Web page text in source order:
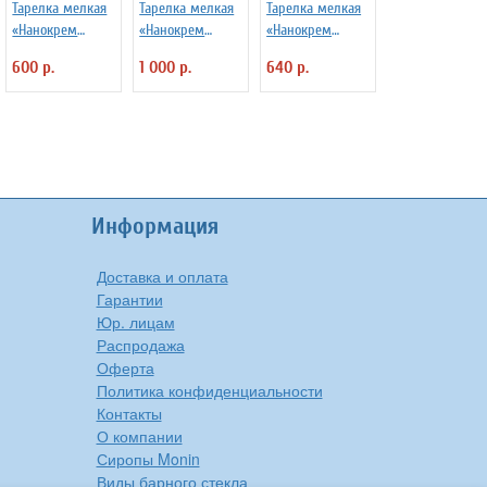
Тарелка мелкая
«Нанокрем
Kutahya 3014425
600 р.
Тарелка мелкая
«Нанокрем
Kutahya 3014423
1 000 р.
Тарелка мелкая
«Нанокрем
Kutahya 3014420
640 р.
Информация
Доставка и оплата
Гарантии
Юр. лицам
Распродажа
Оферта
Политика конфиденциальности
Контакты
О компании
Сиропы Monin
Виды барного стекла